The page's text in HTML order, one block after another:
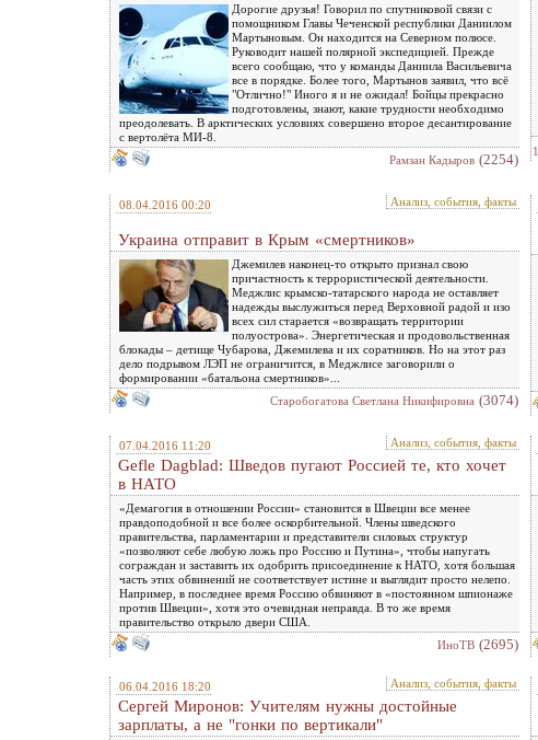
Дорогие друзья! Говорил по спутниковой связи с
помощником Главы Чеченской республики Даниилом
Мартыновым. Он находится на Северном полюсе.
Руководит нашей полярной экспедицией. Прежде
всего сообщаю, что у команды Даниила Васильевича
все в порядке. Более того, Мартынов заявил, что всё
"Отлично!" Иного я и не ожидал! Бойцы прекрасно
подготовлены, знают, какие трудности необходимо
преодолевать. В арктических условиях совершено второе десантирование
с вертолёта МИ-8.
Рамзан Кадыров (2254)
1
08.04.2016 00:20 Анализ, события, факты
Украина отправит в Крым «смертников»
Джемилев наконец-то открыто признал свою
причастность к террористической деятельности.
Меджлис крымско-татарского народа не оставляет
надежды выслужиться перед Верховной радой и изо
всех сил старается «возвращать территории
полуострова». Энергетическая и продовольственная
блокады – детище Чубарова, Джемилева и их соратников. Но на этот раз
дело подрывом ЛЭП не ограничится, в Меджлисе заговорили о
формировании «батальона смертников»...
Старобогатова Светлана Никифировна (3074)
07.04.2016 11:20 Анализ, события, факты
Gefle Dagblad: Шведов пугают Россией те, кто хочет
в НАТО
«Демагогия в отношении России» становится в Швеции все менее
правдоподобной и все более оскорбительной. Члены шведского
правительства, парламентарии и представители силовых структур
«позволяют себе любую ложь про Россию и Путина», чтобы напугать
сограждан и заставить их одобрить присоединение к НАТО, хотя большая
часть этих обвинений не соответствует истине и выглядит просто нелепо.
Например, в последнее время Россию обвиняют в «постоянном шпионаже
против Швеции», хотя это очевидная неправда. В то же время
правительство открыло двери США.
ИноТВ (2695)
06.04.2016 18:20 Анализ, события, факты
Сергей Миронов: Учителям нужны достойные
зарплаты, а не "гонки по вертикали"